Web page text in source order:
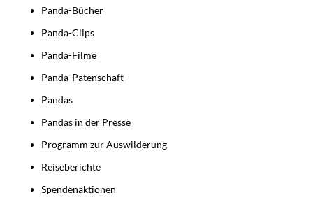
Panda-Bücher
Panda-Clips
Panda-Filme
Panda-Patenschaft
Pandas
Pandas in der Presse
Programm zur Auswilderung
Reiseberichte
Spendenaktionen